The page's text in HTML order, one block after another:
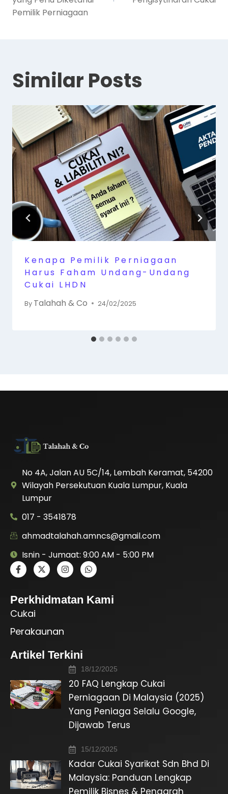
Pemilik Perniagaan
Similar Posts
Kenapa Pemilik Perniagaan
Harus Faham Undang-Undang
Cukai LHDN
By Talahah & Co 24/02/2025
No 4A, Jalan AU 5C/14, Lembah Keramat, 54200
Wilayah Persekutuan Kuala Lumpur, Kuala
Lumpur
017 - 3541878
ahmadtalahah.amncs@gmail.com
Isnin - Jumaat: 9:00 AM - 5:00 PM
Perkhidmatan Kami
Cukai
Perakaunan
Artikel Terkini
18/12/2025
20 FAQ Lengkap Cukai
Perniagaan Di Malaysia (2025)
Yang Peniaga Selalu Google,
Dijawab Terus
15/12/2025
Kadar Cukai Syarikat Sdn Bhd Di
Malaysia: Panduan Lengkap
Pemilik Bisnes & Pengarah